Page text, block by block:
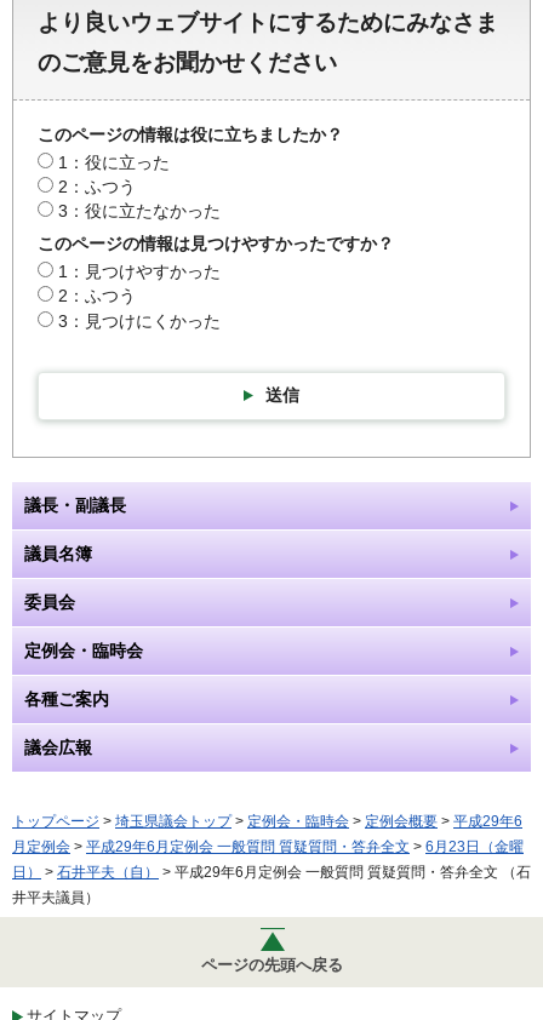
より良いウェブサイトにするためにみなさま
のご意見をお聞かせください
このページの情報は役に立ちましたか？
1：役に立った
2：ふつう
3：役に立たなかった
このページの情報は見つけやすかったですか？
1：見つけやすかった
2：ふつう
3：見つけにくかった
送信
議長・副議長
議員名簿
委員会
定例会・臨時会
各種ご案内
議会広報
トップページ > 埼玉県議会トップ> 定例会・臨時会 > 定例会概要 > 平成29年6
月定例会 > 平成29年6月定例会 一般質問 質疑質問・答弁全文 > 6月23日（金曜
日）
> 石井平夫（自）
> 平成29年6月定例会 一般質問 質疑質問・答弁全文 （石
井平夫議員）
ページの先頭へ戻る
サイトマップ